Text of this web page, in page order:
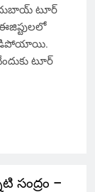
టూర్
టూర్
సంద్రం –